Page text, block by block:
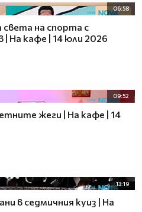
06:58
на спорта с
На кафе | 14 юли 2026
09:52
жеги | На кафе | 14
13:19
в седмичния куиз | На